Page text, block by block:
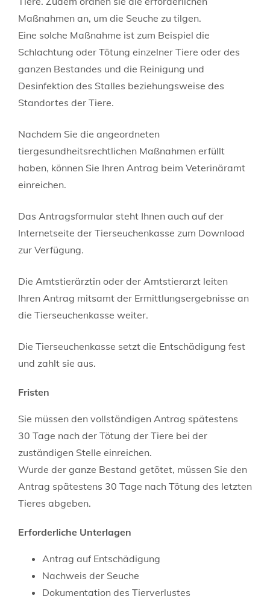
Maßnahmen an, um die Seuche zu tilgen.
Eine solche Maßnahme ist zum Beispiel die
Schlachtung oder Tötung einzelner Tiere oder des
ganzen Bestandes und die Reinigung und
Desinfektion des Stalles beziehungsweise des
Standortes der Tiere.
Nachdem Sie die angeordneten
tiergesundheitsrechtlichen Maßnahmen erfüllt
haben, können Sie Ihren Antrag beim Veterinäramt
einreichen.
Das Antragsformular steht Ihnen auch auf der
Internetseite der Tierseuchenkasse zum Download
zur Verfügung.
Die Amtstierärztin oder der Amtstierarzt leiten
Ihren Antrag mitsamt der Ermittlungsergebnisse an
die Tierseuchenkasse weiter.
Die Tierseuchenkasse setzt die Entschädigung fest
und zahlt sie aus.
Fristen
Sie müssen den vollständigen Antrag spätestens
30 Tage nach der Tötung der Tiere bei der
zuständigen Stelle einreichen.
Wurde der ganze Bestand getötet, müssen Sie den
Antrag spätestens 30 Tage nach Tötung des letzten
Tieres abgeben.
Erforderliche Unterlagen
Antrag auf Entschädigung
Nachweis der Seuche
Dokumentation des Tierverlustes